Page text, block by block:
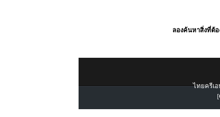
ลองค้นหาสิ่งที่ต้อ
ไทยครีเอ
[